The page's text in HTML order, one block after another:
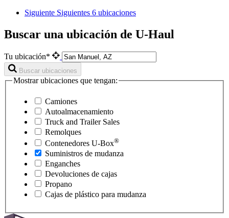
Siguiente Siguientes 6 ubicaciones
Buscar una ubicación de U-Haul
Tu ubicación*
Buscar ubicaciones
Mostrar ubicaciones que tengan:
Camiones
Autoalmacenamiento
Truck and Trailer Sales
Remolques
Contenedores U-Box®
Suministros de mudanza
Enganches
Devoluciones de cajas
Propano
Cajas de plástico para mudanza